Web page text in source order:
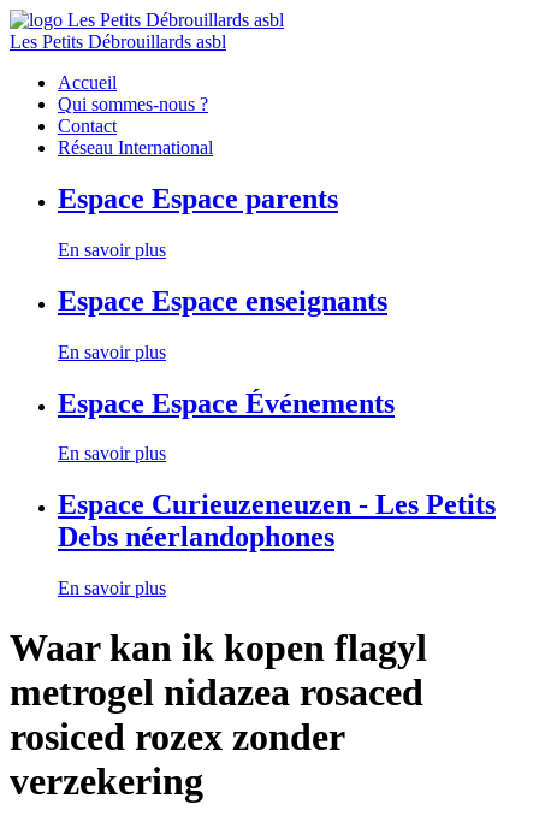
Les Petits Débrouillards asbl
Accueil
Qui sommes-nous ?
Contact
Réseau International
Espace Espace parents
En savoir plus
Espace Espace enseignants
En savoir plus
Espace Espace Événements
En savoir plus
Espace Curieuzeneuzen - Les Petits
Debs néerlandophones
En savoir plus
Waar kan ik kopen flagyl
metrogel nidazea rosaced
rosiced rozex zonder
verzekering